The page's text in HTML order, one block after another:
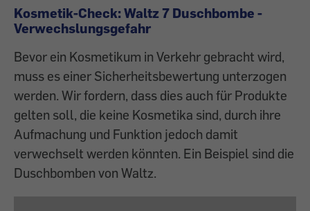
Kosmetik-Check: Waltz 7 Duschbombe -
Verwechslungsgefahr
Bevor ein Kosmetikum in Verkehr gebracht wird,
muss es einer Sicherheitsbewertung unterzogen
werden. Wir fordern, dass dies auch für Produkte
gelten soll, die keine Kosmetika sind, durch ihre
Aufmachung und Funktion jedoch damit
verwechselt werden könnten. Ein Beispiel sind die
Duschbomben von Waltz.